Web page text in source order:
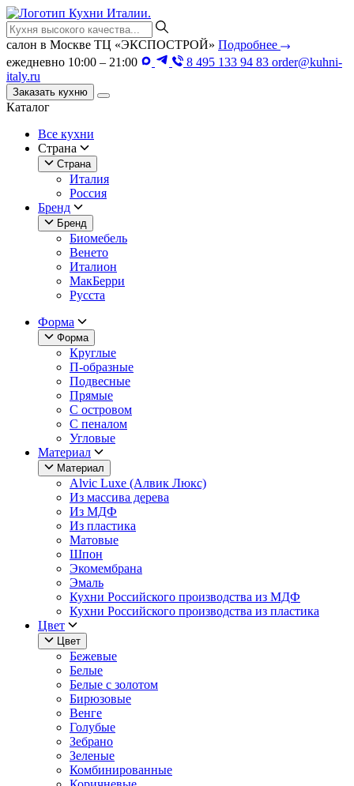
салон в Москве ТЦ «ЭКСПОСТРОЙ» Подробнее
ежедневно 10:00 – 21:00
8 495 133 94 83 order@kuhni-
italy.ru
Заказать кухню
Каталог
Все кухни
Страна
Страна
Италия
Россия
Бренд
Бренд
Биомебель
Венето
Италион
МакБерри
Русста
Форма
Форма
Круглые
П-образные
Подвесные
Прямые
С островом
С пеналом
Угловые
Материал
Материал
Alvic Luxe (Алвик Люкс)
Из массива дерева
Из МДФ
Из пластика
Матовые
Шпон
Экомембрана
Эмаль
Кухни Российского производства из МДФ
Кухни Российского производства из пластика
Цвет
Цвет
Бежевые
Белые
Белые с золотом
Бирюзовые
Венге
Голубые
Зебрано
Зеленые
Комбинированные